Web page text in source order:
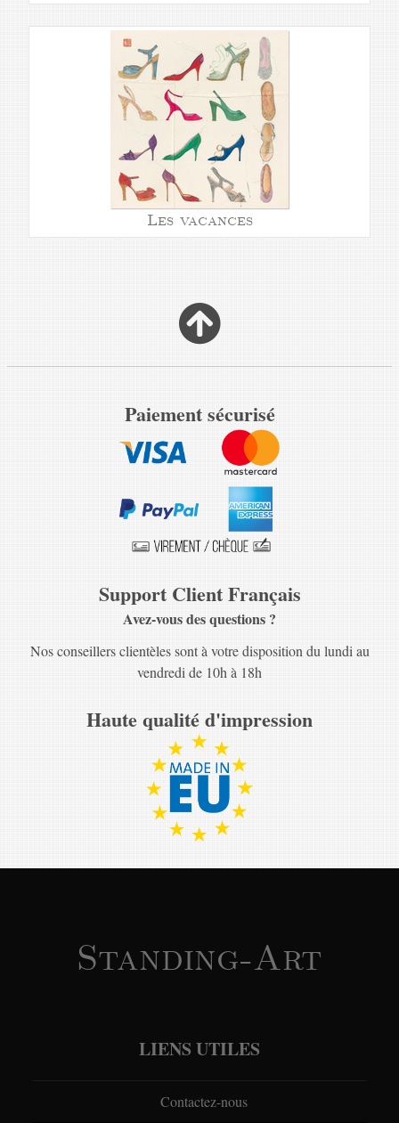
Les vacances
Paiement sécurisé
Support Client Français
Avez-vous des questions ?
Nos conseillers clientèles sont à votre disposition du lundi au
vendredi de 10h à 18h
Haute qualité d'impression
Standing-Art
LIENS UTILES
Contactez-nous